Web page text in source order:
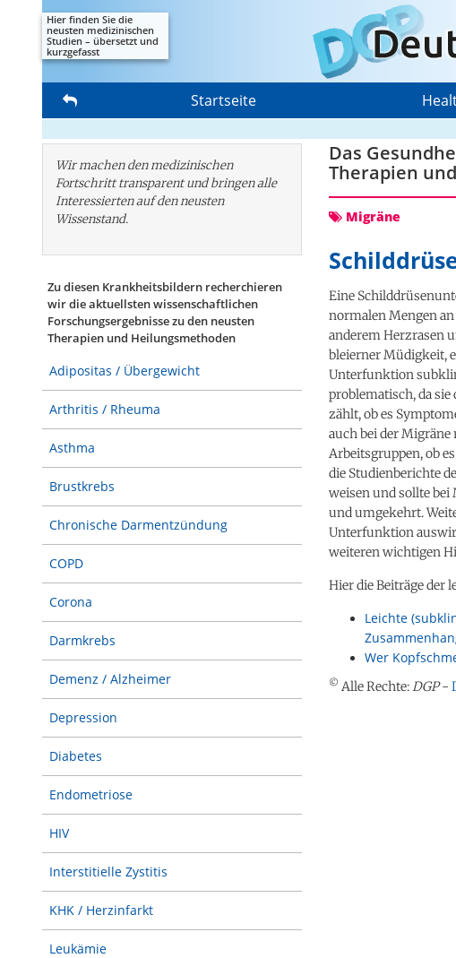
Hier finden Sie die
neusten medizinischen
Studien – übersetzt und
kurzgefasst
Startseite
Wir machen den medizinischen
Fortschritt transparent und bringen alle
Interessierten auf den neusten
Wissenstand.
Zu diesen Krankheitsbildern recherchieren
wir die aktuellsten wissenschaftlichen
Forschungs­ergebnisse zu den neusten
Therapien und Heilungsmethoden
Adipositas / Übergewicht
Arthritis / Rheuma
Asthma
Brustkrebs
Chronische Darmentzündung
COPD
Corona
Darmkrebs
Demenz / Alzheimer
Depression
Diabetes
Endometriose
HIV
Interstitielle Zystitis
KHK / Herzinfarkt
Leukämie
Das
Therapien
Migräne
Eine
normalen Mengen
anderem Herzrasen
bleierner Müdigkeit,
Unterfunktion
problematisch, da
zählt, ob es
auch bei der
Arbeitsgruppen, ob
die Studienberichte
weisen und sollte
und umgekehrt.
Unterfunktion
weiteren wichtigen
Hier die Beiträge der
Leichte
Wer
© Alle Rechte:DGP-